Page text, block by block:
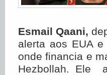
Esmail Qaani,
alerta aos EUA
onde financia e
Hezbollah. Ele